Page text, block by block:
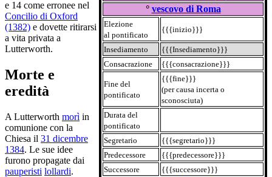
° vescovo di Roma
Elezione
al pontificato
{{{inizio}}}
Insediamento
{{{Insediamento}}}
Consacrazione
{{{consacrazione}}}
Fine del
pontificato
{{{fine}}}
(per causa incerta o
sconosciuta)
Durata del
pontificato
Segretario
{{{segretario}}}
Predecessore
{{{predecessore}}}
Successore
{{{successore}}}
e 14 come erronee nel
Concilio di Oxford
(1382) e dovette ritirarsi
a vita privata a
Lutterworth.
Morte e
eredità
A Lutterworth morì in
comunione con la
Chiesa il 31 dicembre
1384. Le sue idee
furono propagate dai
pauperisti lollardi.